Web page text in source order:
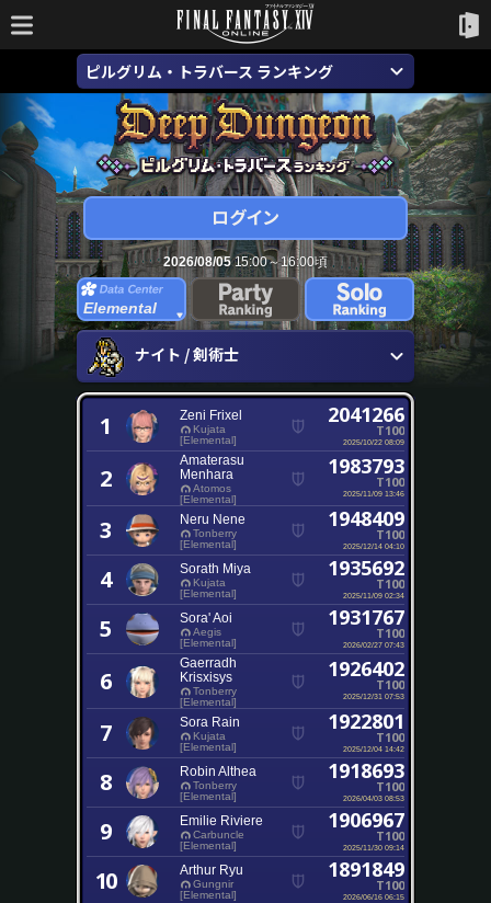
ピルグリム・トラバース ランキング
2026/08/0515:00～16:00頃
Elemental
ナイト / 剣術士
1 Zeni Frixel
Kujata
[Elemental]
2041266
T100
2025/10/22 08:09
2
Amaterasu
Menhara
Atomos
[Elemental]
1983793
T100
2025/11/09 13:46
3 Neru Nene
Tonberry
[Elemental]
1948409
T100
2025/12/14 04:10
4 Sorath Miya
Kujata
[Elemental]
1935692
T100
2025/11/09 02:34
5 Sora' Aoi
Aegis
[Elemental]
1931767
T100
2026/02/27 07:43
6
Gaerradh
Krisxisys
Tonberry
[Elemental]
1926402
T100
2025/12/31 07:53
7 Sora Rain
Kujata
[Elemental]
1922801
T100
2025/12/04 14:42
8 Robin Althea
Tonberry
[Elemental]
1918693
T100
2026/04/03 08:53
9 Emilie Riviere
Carbuncle
[Elemental]
1906967
T100
2025/11/30 09:14
10 Arthur Ryu
Gungnir
[Elemental]
1891849
T100
2026/06/16 06:15